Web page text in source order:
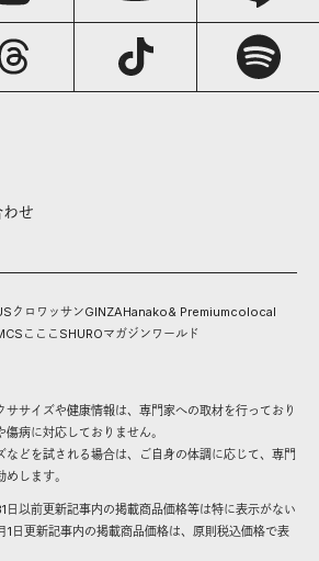
せ
クロワッサンGINZAHanako& Premiumcolocal
こここ SHUROマガジンワールド
サイズや健康情報は、専門家への取材を行っており
病に対応しておりません。
などを試される場合は、ご自身の体調に応じて、専門
します。
日以前更新記事内の掲載商品価格等は特に表示がない
日更新記事内の掲載商品価格は、原則税込価格で表